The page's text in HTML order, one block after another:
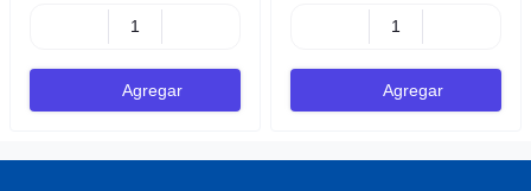
Agregar Agregar